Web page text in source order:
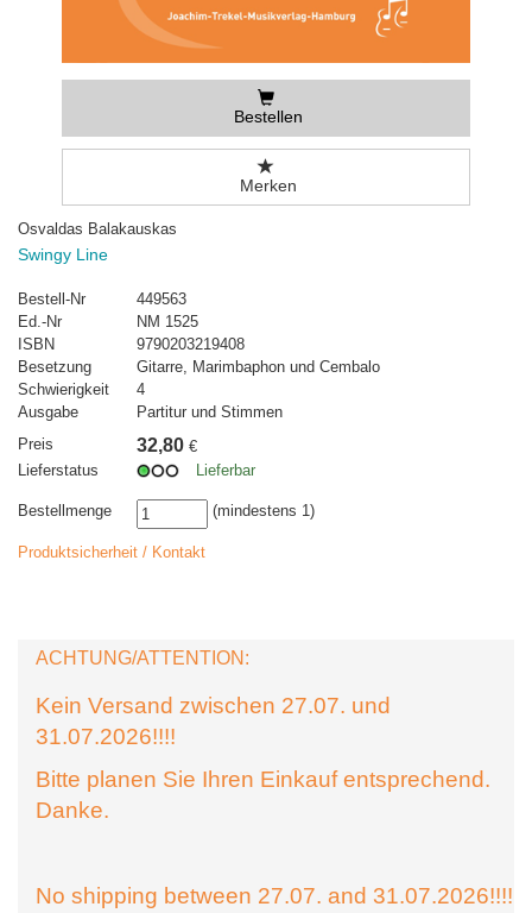
Bestellen
Merken
Osvaldas Balakauskas
Swingy Line
Bestell-Nr
449563
Ed.-Nr
NM 1525
ISBN
9790203219408
Besetzung
Gitarre, Marimbaphon und Cembalo
Schwierigkeit
4
Ausgabe
Partitur und Stimmen
Preis
32,80 €
Lieferstatus
Lieferbar
Bestellmenge (mindestens 1)
Produktsicherheit / Kontakt
ACHTUNG/ATTENTION:
Kein Versand zwischen 27.07. und
31.07.2026!!!!
Bitte planen Sie Ihren Einkauf entsprechend.
Danke.
No shipping between 27.07. and 31.07.2026!!!!